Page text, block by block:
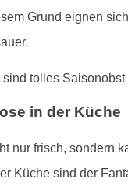
Grund eignen
in der Küche
nur frisch, sondern
Küche sind der